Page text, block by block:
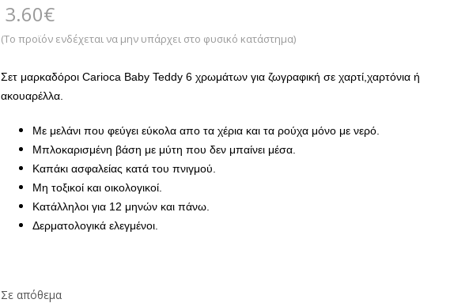
3.60€
(Το προϊόν ενδέχεται να μην υπάρχει στο φυσικό κατάστημα)
Σετ μαρκαδόροι Carioca Baby Teddy 6 χρωμάτων για ζωγραφική σε χαρτί,χαρτόνια ή
ακουαρέλλα.
Με μελάνι που φεύγει εύκολα απο τα χέρια και τα ρούχα μόνο με νερό.
Μπλοκαρισμένη βάση με μύτη που δεν μπαίνει μέσα.
Καπάκι ασφαλείας κατά του πνιγμού.
Μη τοξικοί και οικολογικοί.
Κατάλληλοι για 12 μηνών και πάνω.
Δερματολογικά ελεγμένοι.
Σε απόθεμα